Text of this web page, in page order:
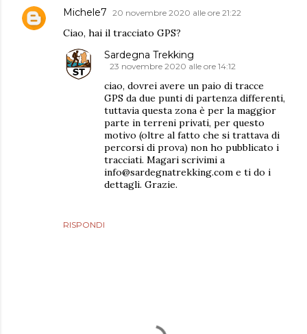
Michele7 20 novembre 2020 alle ore 21:22
Ciao, hai il tracciato GPS?
RISPONDI
Sardegna Trekking
23 novembre 2020 alle ore 14:12
ciao, dovrei avere un paio di tracce
GPS da due punti di partenza differenti,
tuttavia questa zona è per la maggior
parte in terreni privati, per questo
motivo (oltre al fatto che si trattava di
percorsi di prova) non ho pubblicato i
tracciati. Magari scrivimi a
info@sardegnatrekking.com e ti do i
dettagli. Grazie.